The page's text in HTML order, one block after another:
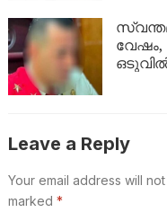
Leave a Reply
Your email address will
marked *